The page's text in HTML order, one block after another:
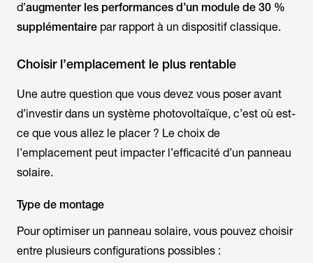
d’augmenter les performances d’un module de 30 %
supplémentaire par rapport à un dispositif classique.
Choisir l’emplacement le plus rentable
Une autre question que vous devez vous poser avant
d’investir dans un système photovoltaïque, c’est où est-
ce que vous allez le placer ? Le choix de
l’emplacement peut impacter l’efficacité d’un panneau
solaire.
Type de montage
Pour optimiser un panneau solaire, vous pouvez choisir
entre plusieurs configurations possibles :